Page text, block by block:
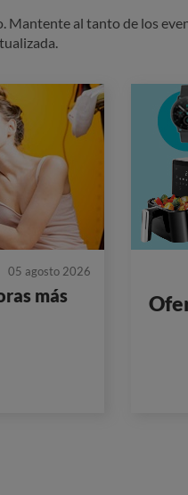
Mantente al tanto de los
05 agosto 2026
más